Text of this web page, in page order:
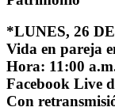
*LUNES, 26
Vida en pareja
Hora: 11:00
Facebook Live
Con